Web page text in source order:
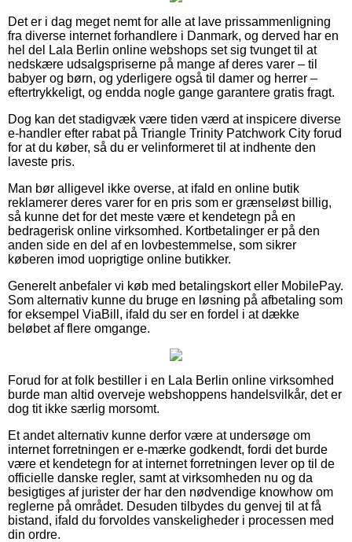
Det er i dag meget nemt for alle at lave prissammenligning
fra diverse internet forhandlere i Danmark, og derved har en
hel del Lala Berlin online webshops set sig tvunget til at
nedskære udsalgspriserne på mange af deres varer – til
babyer og børn, og yderligere også til damer og herrer –
eftertrykkeligt, og endda nogle gange garantere gratis fragt.
Dog kan det stadigvæk være tiden værd at inspicere diverse
e-handler efter rabat på Triangle Trinity Patchwork City forud
for at du køber, så du er velinformeret til at indhente den
laveste pris.
Man bør alligevel ikke overse, at ifald en online butik
reklamerer deres varer for en pris som er grænseløst billig,
så kunne det for det meste være et kendetegn på en
bedragerisk online virksomhed. Kortbetalinger er på den
anden side en del af en lovbestemmelse, som sikrer
køberen imod uoprigtige online butikker.
Generelt anbefaler vi køb med betalingskort eller MobilePay.
Som alternativ kunne du bruge en løsning på afbetaling som
for eksempel ViaBill, ifald du ser en fordel i at dække
beløbet af flere omgange.
Forud for at folk bestiller i en Lala Berlin online virksomhed
burde man altid overveje webshoppens handelsvilkår, det er
dog tit ikke særlig morsomt.
Et andet alternativ kunne derfor være at undersøge om
internet forretningen er e-mærke godkendt, fordi det burde
være et kendetegn for at internet forretningen lever op til de
officielle danske regler, samt at virksomheden nu og da
besigtiges af jurister der har den nødvendige knowhow om
reglerne på området. Desuden tilbydes du genvej til at få
bistand, ifald du forvoldes vanskeligheder i processen med
din ordre.